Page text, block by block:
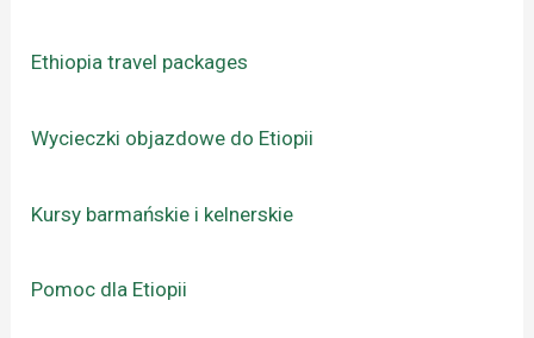
Ethiopia travel packages
Wycieczki objazdowe do Etiopii
Kursy barmańskie i kelnerskie
Pomoc dla Etiopii